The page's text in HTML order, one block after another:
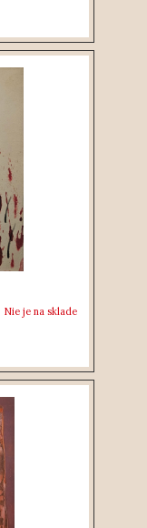
Nie je na sklade